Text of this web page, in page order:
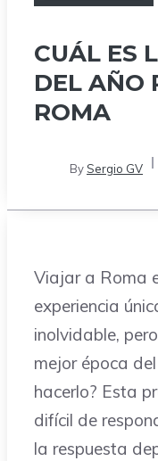
CUÁL ES
DEL AÑO
ROMA
BySergio GV
Viajar a Roma
experiencia
inolvidable,
mejor época
hacerlo? Esta
difícil de
la respuesta